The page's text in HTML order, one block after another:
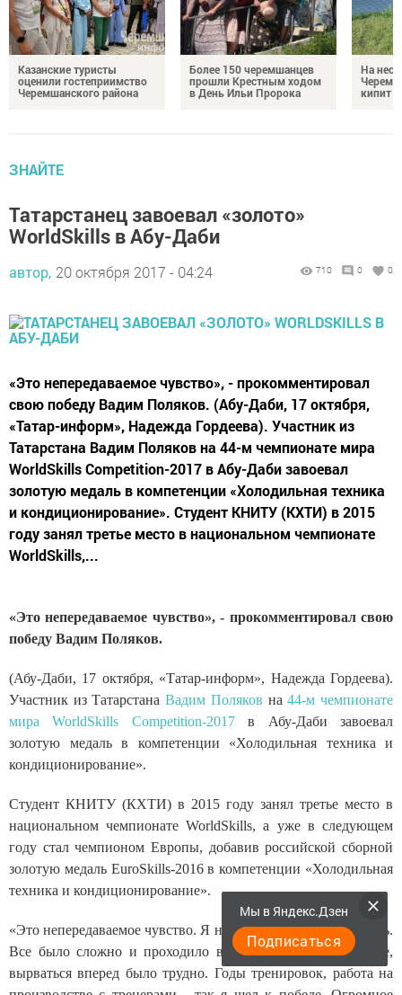
Казанские туристы
оценили гостеприимство
Черемшанского района
Более 150 черемшанцев
прошли Крестным ходом
в День Ильи Пророка
На
кипит
ЗНАЙТЕ
Татарстанец завоевал «золото»
WorldSkills в Абу-Даби
автор, 20 октября 2017 - 04:24 710 0 0
«Это непередаваемое чувство», - прокомментировал
свою победу Вадим Поляков. (Абу-Даби, 17 октября,
«Татар-информ», Надежда Гордеева). Участник из
Татарстана Вадим Поляков на 44-м чемпионате мира
WorldSkills Competition-2017 в Абу-Даби завоевал
золотую медаль в компетенции «Холодильная техника
и кондиционирование». Студент КНИТУ (КХТИ) в 2015
году занял третье место в национальном чемпионате
WorldSkills,...
«Это непередаваемое чувство», - прокомментировал свою
победу Вадим Поляков.
(Абу-Даби, 17 октября, «Татар-информ», Надежда Гордеева).
Участник из ТатарстанаВадим Поляков на44-м чемпионате
мира WorldSkills Competition-2017в Абу-Даби завоевал
золотую медаль в компетенции «Холодильная техника и
кондиционирование».
Студент КНИТУ (КХТИ) в 2015 году занял третье место в
национальном чемпионате WorldSkills, а уже в следующем
году стал чемпионом Европы, добавив российской сборной
золотую медаль EuroSkills-2016 в компетенции «Холодильная
техника и кондиционирование».
«Это непередаваемое чувство. Я не знаю, как это получилось.
Все было сложно и проходило в напряженной обстановке,
вырваться вперед было трудно. Годы тренировок, работа на
Мы в Яндекс.Дзен
Подписаться